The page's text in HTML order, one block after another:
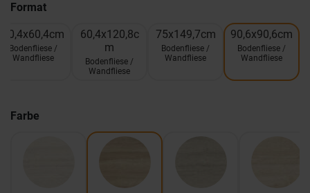
Format
60,4x60,4cm
Bodenfliese /
Wandfliese
60,4x120,8c
m
Bodenfliese /
Wandfliese
75x149,7cm
Bodenfliese /
Wandfliese
90,6x90,6cm
Bodenfliese /
Wandfliese
Farbe